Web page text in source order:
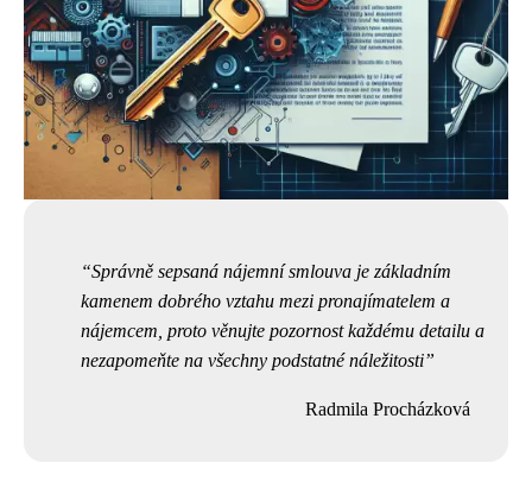
Správně sepsaná nájemní smlouva je základním
kamenem dobrého vztahu mezi pronajímatelem a
nájemcem, proto věnujte pozornost každému detailu a
nezapomeňte na všechny podstatné náležitosti
Radmila Procházková